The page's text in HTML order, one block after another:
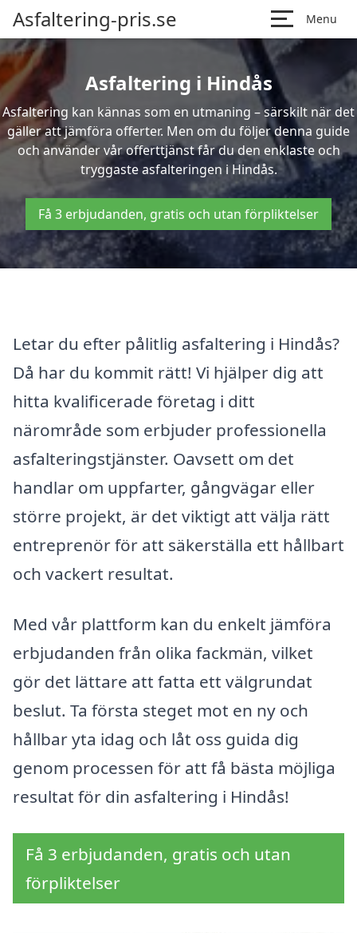
Asfaltering-pris.se Menu
Asfaltering i Hindås
Asfaltering kan kännas som en utmaning – särskilt när det
gäller att jämföra offerter. Men om du följer denna guide
och använder vår offerttjänst får du den enklaste och
tryggaste asfalteringen i Hindås.
Få 3 erbjudanden, gratis och utan förpliktelser
Letar du efter pålitlig asfaltering i Hindås?
Då har du kommit rätt! Vi hjälper dig att
hitta kvalificerade företag i ditt
närområde som erbjuder professionella
asfalteringstjänster. Oavsett om det
handlar om uppfarter, gångvägar eller
större projekt, är det viktigt att välja rätt
entreprenör för att säkerställa ett hållbart
och vackert resultat.
Med vår plattform kan du enkelt jämföra
erbjudanden från olika fackmän, vilket
gör det lättare att fatta ett välgrundat
beslut. Ta första steget mot en ny och
hållbar yta idag och låt oss guida dig
genom processen för att få bästa möjliga
resultat för din asfaltering i Hindås!
Få 3 erbjudanden, gratis och utan
förpliktelser